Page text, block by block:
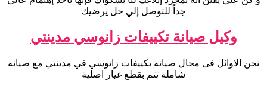
جداً للتوصل إلي حل يرضيك
وكيل صيانة تكييفات زانوسي مدينتي
نحن الاوائل فى مجال صيانة تكييفات زانوسي في مدينتي مع صيانة
شاملة تتم بقطع غيار اصلية